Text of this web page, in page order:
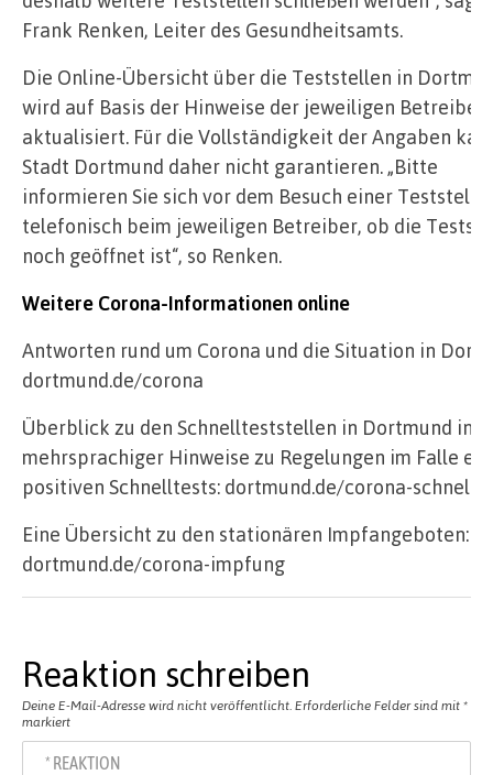
Frank Renken, Leiter des Gesundheitsamts.
Die Online-Übersicht über die Teststellen in
wird auf Basis der Hinweise der jeweiligen Betreiber
aktualisiert. Für die Vollständigkeit der Angaben
Stadt Dortmund daher nicht garantieren. „Bitte
informieren Sie sich vor dem Besuch einer Teststelle
telefonisch beim jeweiligen Betreiber, ob die
noch geöffnet ist“, so Renken.
Weitere Corona-Informationen online
Antworten rund um Corona und die Situation in
dortmund.de/corona
Überblick zu den Schnellteststellen in Dortmund
mehrsprachiger Hinweise zu Regelungen im Falle
positiven Schnelltests: dortmund.de/corona-
Eine Übersicht zu den stationären Impfangeboten:
dortmund.de/corona-impfung
Reaktion schreiben
Deine E-Mail-Adresse wird nicht veröffentlicht. Erforderliche Felder sind mit *
markiert